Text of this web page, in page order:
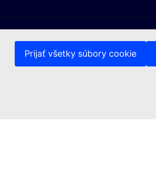
Prijať všetky súbory cookie